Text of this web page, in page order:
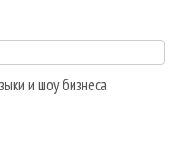
и шоу бизнеса